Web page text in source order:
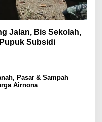
Jalan, Bis Sekolah,
Subsidi
Pasar & Sampah
Airnona